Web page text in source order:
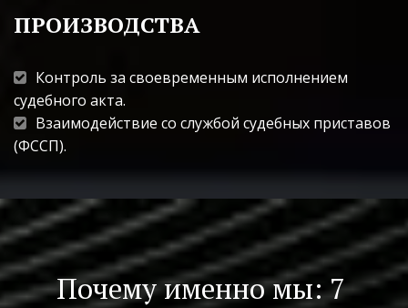
ПРОИЗВОДСТВА
Контроль за своевременным исполнением
судебного акта.
Взаимодействие со службой судебных приставов
(ФССП).
Почему именно мы: 7